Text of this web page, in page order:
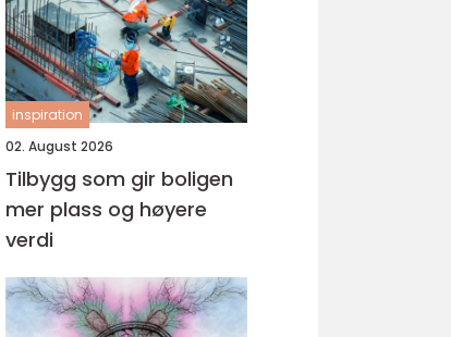
inspiration
02. August 2026
Tilbygg som gir boligen
mer plass og høyere
verdi